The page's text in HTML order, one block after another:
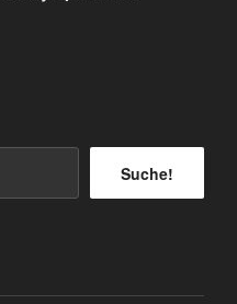
Suche!